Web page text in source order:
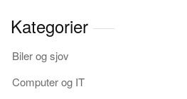
Kategorier
Biler og sjov
Computer og IT